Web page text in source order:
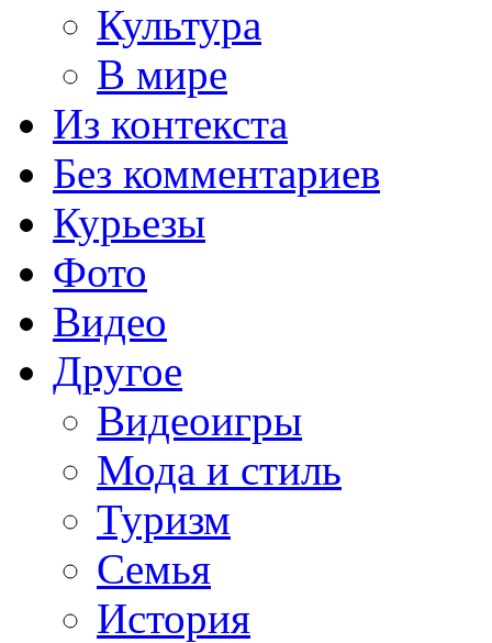
Культура
В мире
Из контекста
Без комментариев
Курьезы
Фото
Видео
Другое
Видеоигры
Мода и стиль
Туризм
Семья
История